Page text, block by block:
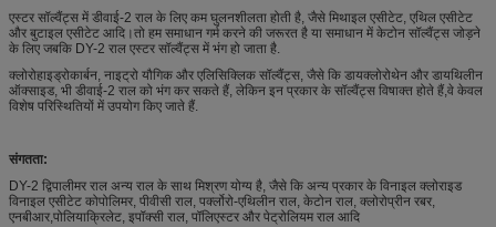
एस्टर सॉल्वैंट्स में डीवाई-2 राल के लिए कम घुलनशीलता होती है, जैसे मिथाइल एसीटेट, एथिल एसीटेट
और बुटाइल एसीटेट आदि।तो हम समाधान गर्म करने की जरूरत है या समाधान में केटोन सॉल्वैंट्स जोड़ने
के लिए जबकि DY-2 राल एस्टर सॉल्वैंट्स में भंग हो जाता है.
क्लोरोहाइड्रोकार्बन, नाइट्रो यौगिक और एलिसिक्लिक सॉल्वैंट्स, जैसे कि डायक्लोरोथेन और डायथिलीन
ऑक्साइड, भी डीवाई-2 राल को भंग कर सकते हैं, लेकिन इन प्रकार के सॉल्वैंट्स विषाक्त होते हैं,वे केवल
विशेष परिस्थितियों में उपयोग किए जाते हैं.
संगतता:
DY-2 द्विपालीमर राल अन्य राल के साथ मिश्रण योग्य है, जैसे कि अन्य प्रकार के विनाइल क्लोराइड
विनाइल एसीटेट कोपोलिमर, पीवीसी राल, पर्क्लोरो-एथिलीन राल, केटोन राल, क्लोरोप्रीन रबर,
एनबीआर,पोलियाक्रिलेट, इपॉक्सी राल, पॉलिएस्टर और पेट्रोलियम राल आदि